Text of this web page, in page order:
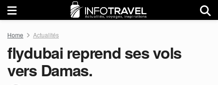
Home Actualités
flydubai reprend ses vols
vers Damas.